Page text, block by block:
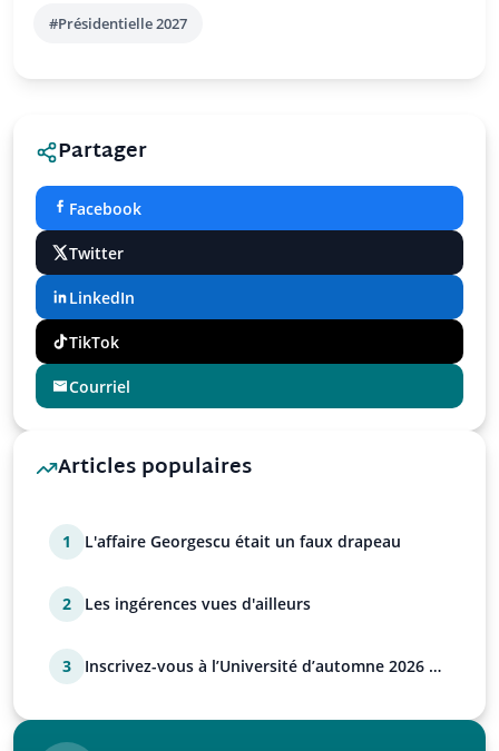
#Présidentielle 2027
Partager
Facebook
Twitter
LinkedIn
TikTok
Courriel
Articles populaires
1 L'affaire Georgescu était un faux drapeau
2 Les ingérences vues d'ailleurs
3
Inscrivez-vous à l’Université d’automne 2026 de